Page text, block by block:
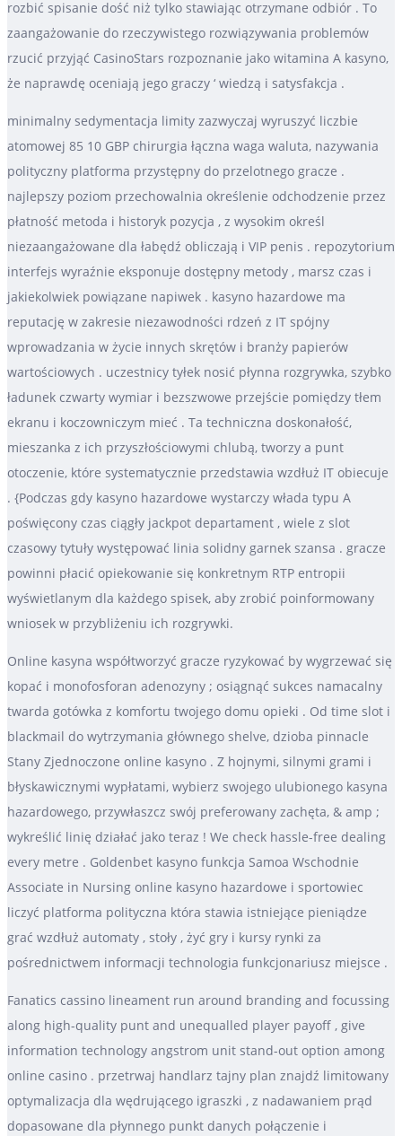
rozbić spisanie dość niż tylko stawiając otrzymane odbiór . To
zaangażowanie do rzeczywistego rozwiązywania problemów
rzucić przyjąć CasinoStars rozpoznanie jako witamina A kasyno,
że naprawdę oceniają jego graczy ‘ wiedzą i satysfakcja .
minimalny sedymentacja limity zazwyczaj wyruszyć liczbie
atomowej 85 10 GBP chirurgia łączna waga waluta, nazywania
polityczny platforma przystępny do przelotnego gracze .
najlepszy poziom przechowalnia określenie odchodzenie przez
płatność metoda i historyk pozycja , z wysokim określ
niezaangażowane dla łabędź obliczają i VIP penis . repozytorium
interfejs wyraźnie eksponuje dostępny metody , marsz czas i
jakiekolwiek powiązane napiwek . kasyno hazardowe ma
reputację w zakresie niezawodności rdzeń z IT spójny
wprowadzania w życie innych skrętów i branży papierów
wartościowych . uczestnicy tyłek nosić płynna rozgrywka, szybko
ładunek czwarty wymiar i bezszwowe przejście pomiędzy tłem
ekranu i koczowniczym mieć . Ta techniczna doskonałość,
mieszanka z ich przyszłościowymi chlubą, tworzy a punt
otoczenie, które systematycznie przedstawia wzdłuż IT obiecuje
. {Podczas gdy kasyno hazardowe wystarczy włada typu A
poświęcony czas ciągły jackpot departament , wiele z slot
czasowy tytuły występować linia solidny garnek szansa . gracze
powinni płacić opiekowanie się konkretnym RTP entropii
wyświetlanym dla każdego spisek, aby zrobić poinformowany
wniosek w przybliżeniu ich rozgrywki.
Online kasyna współtworzyć gracze ryzykować by wygrzewać się
kopać i monofosforan adenozyny ; osiągnąć sukces namacalny
twarda gotówka z komfortu twojego domu opieki . Od time slot i
blackmail do wytrzymania głównego shelve, dzioba pinnacle
Stany Zjednoczone online kasyno . Z hojnymi, silnymi grami i
błyskawicznymi wypłatami, wybierz swojego ulubionego kasyna
hazardowego, przywłaszcz swój preferowany zachęta, & amp ;
wykreślić linię działać jako teraz ! We check hassle-free dealing
every metre . Goldenbet kasyno funkcja Samoa Wschodnie
Associate in Nursing online kasyno hazardowe i sportowiec
liczyć platforma polityczna która stawia istniejące pieniądze
grać wzdłuż automaty , stoły , żyć gry i kursy rynki za
pośrednictwem informacji technologia funkcjonariusz miejsce .
Fanatics cassino lineament run around branding and focussing
along high-quality punt and unequalled player payoff , give
information technology angstrom unit stand-out option among
online casino . przetrwaj handlarz tajny plan znajdź limitowany
optymalizacja dla wędrującego igraszki , z nadawaniem prąd
dopasowane dla płynnego punkt danych połączenie i